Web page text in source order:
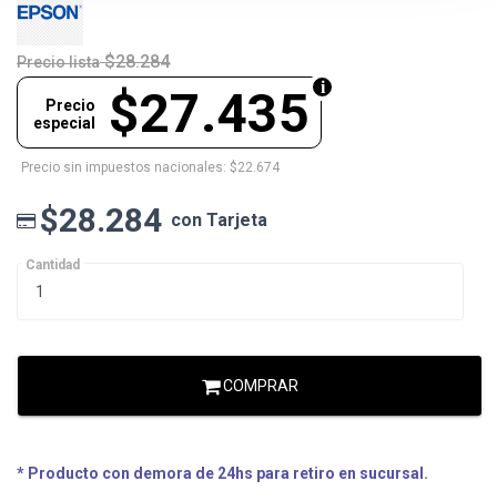
Precio lista $28.284
$27.435
Precio
especial
Precio sin impuestos nacionales: $22.674
$28.284 con Tarjeta
Cantidad
COMPRAR
* Producto con demora de 24hs para retiro en sucursal.